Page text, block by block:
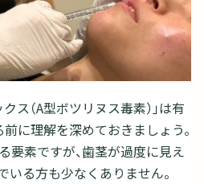
ス（A型ボツリヌス毒素）」は有
に理解を深めておきましょう。
要素ですが、歯茎が過度に見え
いる方も少なくありません。